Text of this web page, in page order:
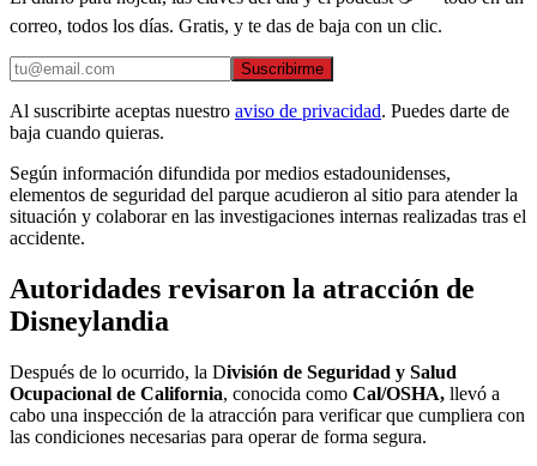
correo, todos los días. Gratis, y te das de baja con un clic.
Suscribirme
Al suscribirte aceptas nuestro aviso de privacidad. Puedes darte de
baja cuando quieras.
Según información difundida por medios estadounidenses,
elementos de seguridad del parque acudieron al sitio para atender la
situación y colaborar en las investigaciones internas realizadas tras el
accidente.
Autoridades revisaron la atracción de
Disneylandia
Después de lo ocurrido, la División de Seguridad y Salud
Ocupacional de California, conocida como Cal/OSHA, llevó a
cabo una inspección de la atracción para verificar que cumpliera con
las condiciones necesarias para operar de forma segura.